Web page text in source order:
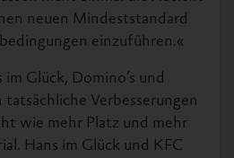
neuen Mindeststandard
einzuführen.«
im Glück, Domino’s und
tatsächliche Verbesserungen
wie mehr Platz und mehr
Hans im Glück und KFC